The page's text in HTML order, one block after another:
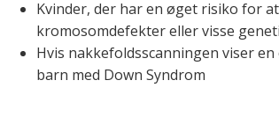
Kvinder, der har en øget risiko for
kromosomdefekter eller visse
Hvis nakkefoldsscanningen viser
barn med Down Syndrom